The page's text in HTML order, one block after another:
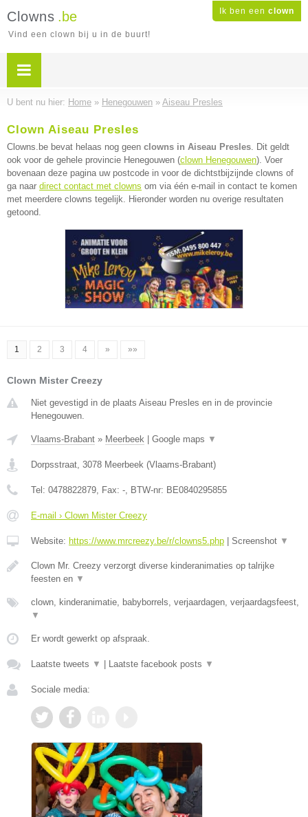
Ik ben een clown
Clowns .be
Vind een clown bij u in de buurt!
U bent nu hier: Home » Henegouwen » Aiseau Presles
Clown Aiseau Presles
Clowns.be bevat helaas nog geen clowns in Aiseau Presles. Dit geldt
ook voor de gehele provincie Henegouwen (clown Henegouwen). Voer
bovenaan deze pagina uw postcode in voor de dichtstbijzijnde clowns of
ga naar direct contact met clowns om via één e-mail in contact te komen
met meerdere clowns tegelijk. Hieronder worden nu overige resultaten
getoond.
1 2 3 4 » »»
Clown Mister Creezy
Niet gevestigd in de plaats Aiseau Presles en in de provincie
Henegouwen.
Vlaams-Brabant » Meerbeek Google maps ▼
Dorpsstraat, 3078 Meerbeek (Vlaams-Brabant)
Tel: 0478822879, Fax: -, BTW-nr: BE0840295855
E-mail › Clown Mister Creezy
Website: https://www.mrcreezy.be/r/clowns5.php Screenshot ▼
Clown Mr. Creezy verzorgt diverse kinderanimaties op talrijke
feesten en ▼
clown, kinderanimatie, babyborrels, verjaardagen, verjaardagsfeest,
▼
Er wordt gewerkt op afspraak.
Laatste tweets ▼ Laatste facebook posts ▼
Sociale media: